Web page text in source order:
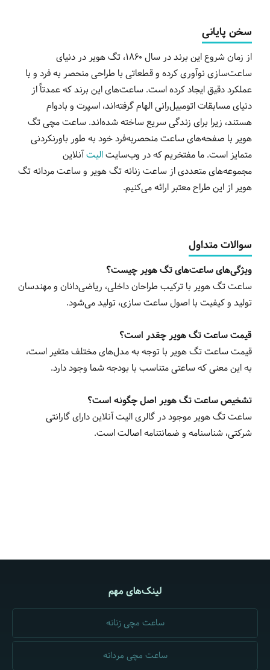
سخن پایانی
از زمان شروع این برند در سال 1860، تگ هویر در دنیای
ساعت‌سازی نوآوری کرده و قطعاتی با طراحی منحصر به فرد و با
عملکرد دقیق ایجاد کرده است. ساعت‌های این برند که عمدتاً از
دنیای مسابقات اتومبیل‌رانی الهام گرفته‌اند، اسپرت و بادوام
هستند، زیرا برای زندگی سریع ساخته شده‌اند. ساعت مچی تگ
هویر با صفحه‌های ساعت منحصربه‌فرد خود به طور باورنکردنی
متمایز است. ما مفتخریم که در وب‌سایتالیتآنلاین
مجموعه‌های متعددی از ساعت زنانه تگ هویر و ساعت مردانه تگ
هویر از این طراح معتبر ارائه می‌کنیم.
سوالات متداول
ویژگی‌های ساعت‌های تگ هویر چیست؟
ساعت تگ هویر با ترکیب طراحان داخلی، ریاضی‌دانان و مهندسان
تولید و کیفیت با اصول ساعت سازی، تولید می‌شود.
قیمت ساعت تگ هویر چقدر است؟
قیمت ساعت تگ هویر با توجه به مدل‌های مختلف متغیر است،
به این معنی که ساعتی متناسب با بودجه شما وجود دارد.
تشخیص ساعت تگ هویر اصل چگونه است؟
ساعت تگ هویر موجود در گالری الیت آنلاین دارای گارانتی
شرکتی، شناسنامه و ضمانتنامه اصالت است.
لینک‌های مهم
ساعت مچی زنانه
ساعت مچی مردانه